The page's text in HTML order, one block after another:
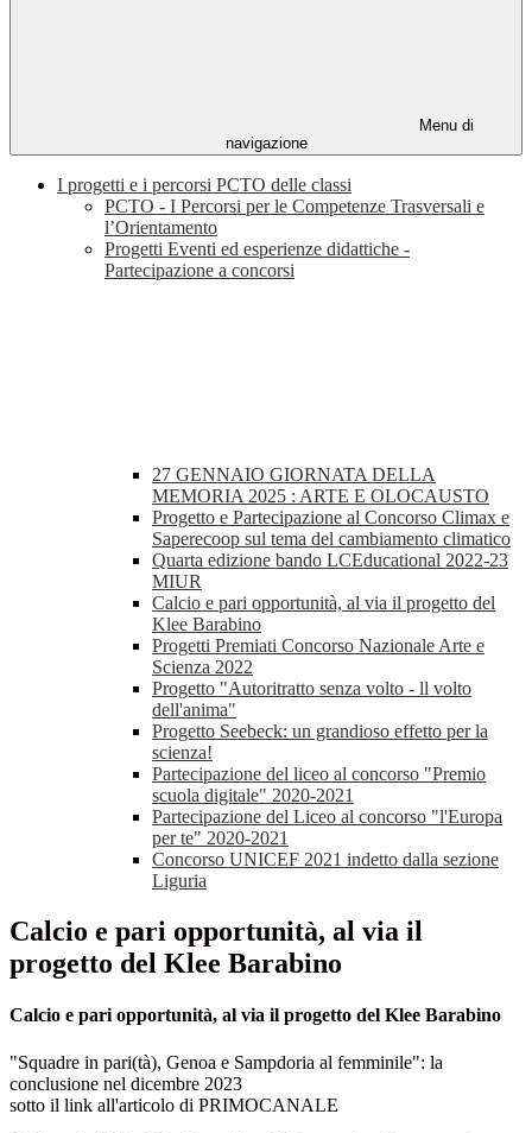
Menu di
navigazione
I progetti e i percorsi PCTO delle classi
PCTO - I Percorsi per le Competenze Trasversali e
l’Orientamento
Progetti Eventi ed esperienze didattiche -
Partecipazione a concorsi
27 GENNAIO GIORNATA DELLA
MEMORIA 2025 : ARTE E OLOCAUSTO
Progetto e Partecipazione al Concorso Climax e
Saperecoop sul tema del cambiamento climatico
Quarta edizione bando LCEducational 2022-23
MIUR
Calcio e pari opportunità, al via il progetto del
Klee Barabino
Progetti Premiati Concorso Nazionale Arte e
Scienza 2022
Progetto "Autoritratto senza volto - ll volto
dell'anima"
Progetto Seebeck: un grandioso effetto per la
scienza!
Partecipazione del liceo al concorso "Premio
scuola digitale" 2020-2021
Partecipazione del Liceo al concorso "l'Europa
per te" 2020-2021
Concorso UNICEF 2021 indetto dalla sezione
Liguria
Calcio e pari opportunità, al via il
progetto del Klee Barabino
Calcio e pari opportunità, al via il progetto del Klee Barabino
"Squadre in pari(tà), Genoa e Sampdoria al femminile": la
conclusione nel dicembre 2023
sotto il link all'articolo di PRIMOCANALE